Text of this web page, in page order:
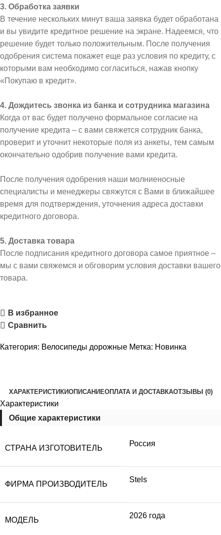
3. Обработка заявки
В течение нескольких минут ваша заявка будет обработана
и вы увидите кредитное решение на экране. Надеемся, что
решение будет только положительным. После получения
одобрения система покажет еще раз условия по кредиту, с
которыми вам необходимо согласиться, нажав кнопку
«Покупаю в кредит».
4. Дождитесь звонка из банка и сотрудника магазина
Когда от вас будет получено формальное согласие на
получение кредита – с вами свяжется сотрудник банка,
проверит и уточнит некоторые поля из анкеты, тем самым
окончательно одобрив получение вами кредита.
После получения одобрения наши молниеносные
специалисты и менеджеры свяжутся с Вами в ближайшее
время для подтверждения, уточнения адреса доставки
кредитного договора.
5. Доставка товара
После подписания кредитного договора самое приятное –
мы с вами свяжемся и обговорим условия доставки вашего
товара.
В избранное
Сравнить
Категория: Велосипеды дорожные Метка: Новинка
ХАРАКТЕРИСТИКИОПИСАНИЕОПЛАТА И ДОСТАВКАОТЗЫВЫ (0)
Характеристики
Общие характеристики
СТРАНА ИЗГОТОВИТЕЛЬ
Россия
ФИРМА ПРОИЗВОДИТЕЛЬ
Stels
МОДЕЛЬ
2026 года